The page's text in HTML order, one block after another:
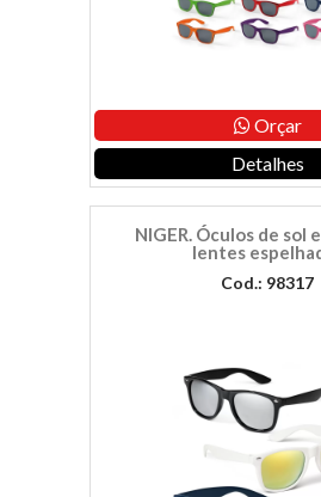
Orçar
Detalhes
NIGER. Óculos de sol
lentes
Cod.: 98317